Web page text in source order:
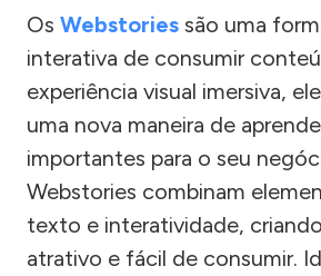
Os Webstories são uma
interativa de consumir
experiência visual imersiva,
uma nova maneira de
importantes para o seu
Webstories combinam
texto e interatividade,
atrativo e fácil de consumir.